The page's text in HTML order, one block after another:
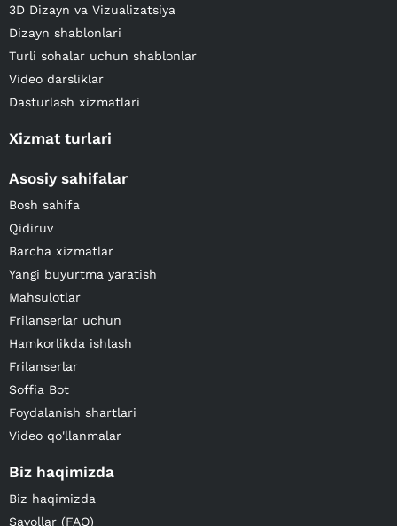
3D Dizayn va Vizualizatsiya
Dizayn shablonlari
Turli sohalar uchun shablonlar
Video darsliklar
Dasturlash xizmatlari
Xizmat turlari
Asosiy sahifalar
Bosh sahifa
Qidiruv
Barcha xizmatlar
Yangi buyurtma yaratish
Mahsulotlar
Frilanserlar uchun
Hamkorlikda ishlash
Frilanserlar
Soffia Bot
Foydalanish shartlari
Video qo'llanmalar
Biz haqimizda
Biz haqimizda
Savollar (FAQ)